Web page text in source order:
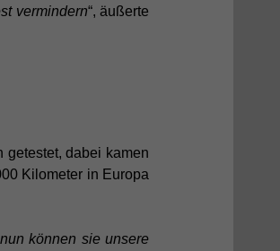
vermindern“, äußerte
getestet, dabei kamen
Kilometer in Europa
können sie unsere